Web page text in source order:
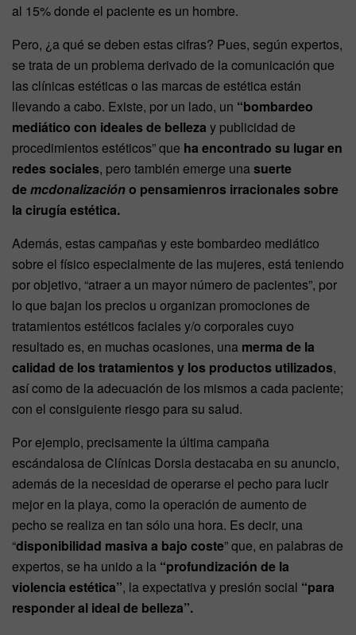
al 15% donde el paciente es un hombre.
Pero, ¿a qué se deben estas cifras? Pues, según expertos,
se trata de un problema derivado de la comunicación que
las clínicas estéticas o las marcas de estética están
llevando a cabo. Existe, por un lado, un “bombardeo
mediático con ideales de belleza y publicidad de
procedimientos estéticos” que ha encontrado su lugar en
redes sociales, pero también emerge una suerte
demcdonalizacióno pensamienros irracionales sobre
la cirugía estética.
Además, estas campañas y este bombardeo mediático
sobre el físico especialmente de las mujeres, está teniendo
por objetivo, “atraer a un mayor número de pacientes”, por
lo que bajan los precios u organizan promociones de
tratamientos estéticos faciales y/o corporales cuyo
resultado es, en muchas ocasiones, una merma de la
calidad de los tratamientos y los productos utilizados,
así como de la adecuación de los mismos a cada paciente;
con el consiguiente riesgo para su salud.
Por ejemplo, precisamente la última campaña
escándalosa de Clínicas Dorsia destacaba en su anuncio,
además de la necesidad de operarse el pecho para lucir
mejor en la playa, como la operación de aumento de
pecho se realiza en tan sólo una hora. Es decir, una
“disponibilidad masiva a bajo coste” que, en palabras de
expertos, se ha unido a la “profundización de la
violencia estética”, la expectativa y presión social “para
responder al ideal de belleza”.